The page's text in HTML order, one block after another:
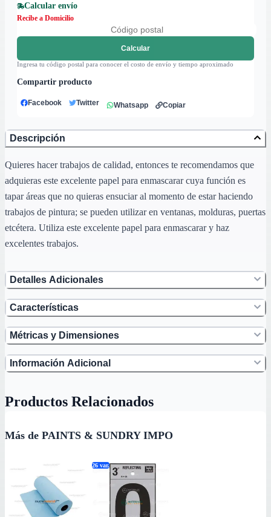
Calcular envío
Recibe a Domicilio
Calcular
Ingresa tu código postal para conocer el costo de envío y tiempo aproximado
Compartir producto
Facebook Twitter Whatsapp Copiar
Descripción
Quieres hacer trabajos de calidad, entonces te recomendamos que
adquieras este excelente papel para enmascarar cuya función es
tapar áreas que no quieras ensuciar al momento de estar haciendo
trabajos de pintura; se pueden utilizar en ventanas, molduras, puertas
etcétera. Utiliza este excelente papel para enmascarar y haz
excelentes trabajos.
Detalles Adicionales
Características
Métricas y Dimensiones
Información Adicional
Productos Relacionados
Más de PAINTS & SUNDRY IMPO
26 var.